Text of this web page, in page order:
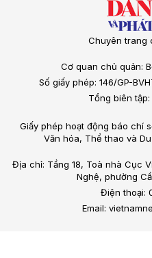
Chuyên trang
Cơ quan chủ quản:
Số giấy phép: 146/GP-
Tổng biên
Giấy phép hoạt động báo chí
Văn hóa, Thể thao và
Địa chỉ: Tầng 18, Toà nhà Cục
Nghệ, phường
Điện thoại:
Email: